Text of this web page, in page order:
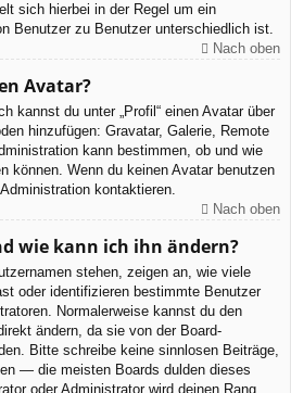
sich hierbei in der Regel um ein
Benutzer zu Benutzer unterschiedlich ist.
Nach oben
Avatar?
kannst du unter „Profil“ einen Avatar über
hinzufügen: Gravatar, Galerie, Remote
kann bestimmen, ob und wie
können. Wenn du keinen Avatar benutzen
kontaktieren.
Nach oben
wie kann ich ihn ändern?
stehen, zeigen an, wie viele
oder identifizieren bestimmte Benutzer
Normalerweise kannst du den
ändern, da sie von der Board-
Bitte schreibe keine sinnlosen Beiträge,
— die meisten Boards dulden dieses
oder Administrator wird deinen Rang